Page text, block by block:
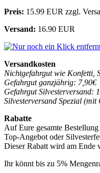
Preis: 15.99 EUR zzgl.
Versand: 16.90 EUR
Versandkosten
Nichtgefahrgut wie Konfetti,
Gefahrgut ganzjährig: 7,90€
Gefahrgut Silvesterversand:
Silvesterversand Spezial
Rabatte
Auf Eure gesamte
Top-Angebot oder
Dieser Rabatt wird am Ende
Ihr könnt bis zu 5%